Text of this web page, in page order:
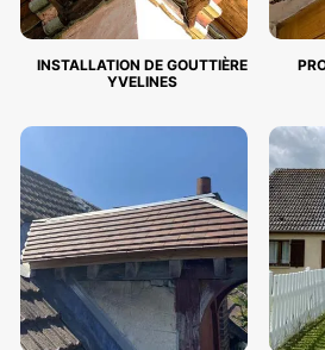
INSTALLATION DE GOUTTIÈRE
YVELINES